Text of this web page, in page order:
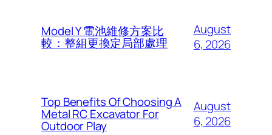
Model Y 電池維修方案比
較：整組更換定局部處理
August
6, 2026
Top Benefits Of Choosing A
Metal RC Excavator For
Outdoor Play
August
6, 2026